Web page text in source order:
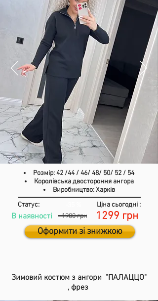
Розмір: 42 /44 / 46/ 48/ 50/ 52 / 54
Королівська двостороння ангора
Виробництво: Харків
Статус:
В наявності 1900 грн
Ціна сьогодні :
1299 грн
Оформити зі знижкою
Зимовий костюм з ангори "ПАЛАЦЦО"
, фрез